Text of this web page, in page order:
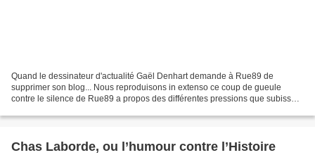
Quand le dessinateur d'actualité Gaël Denhart demande à Rue89 de
supprimer son blog... Nous reproduisons in extenso ce coup de gueule
contre le silence de Rue89 a propos des différentes pressions que subissent
Chas Laborde, ou l’humour contre l’Histoire